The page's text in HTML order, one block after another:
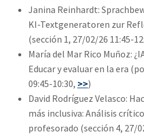
Janina Reinhardt:
KI-Textgeneratoren zur
(sección 1, 27/02/26 11:45-
María del Mar Rico Muñoz:
Educar y evaluar en la era
09:45-10:30, >>)
David Rodríguez Velasco:
más inclusiva: Análisis
profesorado (sección 4, 27/